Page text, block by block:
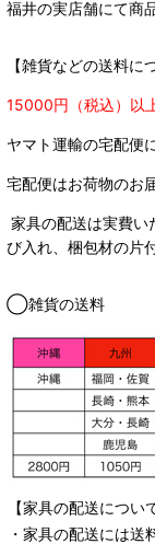
福井の実店舗にて商
【雑貨などの送料に
15000円（税込）以
ヤマト運輸の宅配便
宅配便はお荷物のお
家具の配送は実費い
び入れ、梱包材の片
◯雑貨の送料
【家具の配送につい
・家具の配送には送